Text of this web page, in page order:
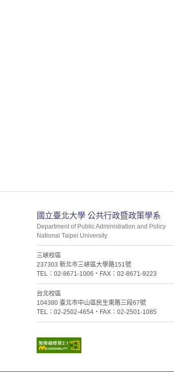
:::
國立臺北大學 公共行政暨政策學系
Department of Public Administration and Policy
National Taipei University
三峽校區
237303 新北市三峽區大學路151號
TEL：02-8671-1006・FAX：02-8671-9223
台北校區
104380 臺北市中山區民生東路三段67號
TEL：02-2502-4654・FAX：02-2501-1085